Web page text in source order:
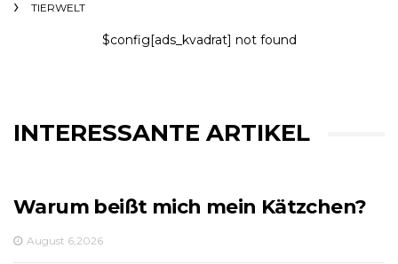
TIERWELT
$config[ads_kvadrat] not found
INTERESSANTE ARTIKEL
Warum beißt mich mein Kätzchen?
August 6,2026